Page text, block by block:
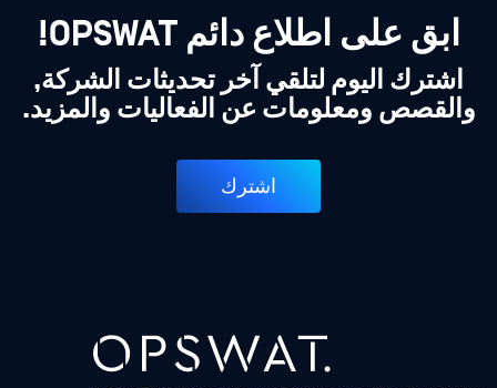
ابق على اطلاع دائم OPSWAT!
اشترك اليوم لتلقي آخر تحديثات الشركة,
والقصص ومعلومات عن الفعاليات والمزيد.
اشترك